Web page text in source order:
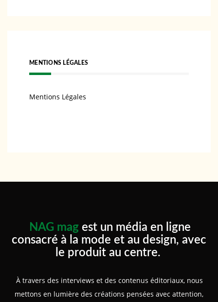
MENTIONS LÉGALES
Mentions Légales
NAG mag est un média en ligne
consacré à la mode et au design, avec
le produit au centre.
À travers des interviews et des contenus éditoriaux, nous
mettons en lumière des créations pensées avec attention,